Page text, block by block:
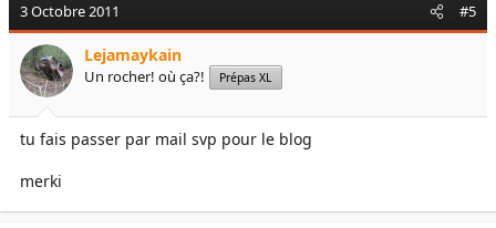
3 Octobre 2011 #5
Lejamaykain
Un rocher! où ça?! Prépas XL
tu fais passer par mail svp pour le blog
merki